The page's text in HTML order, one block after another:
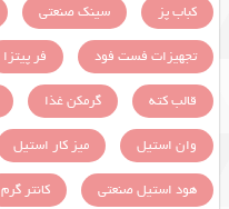
کباب پز سینک صنعتی
تجهیزات فست فود
فر پیتزا
قالب کته
گرمکن غذا
وان استیل
میز کار استیل
هود استیل صنعتی
کانتر گرم